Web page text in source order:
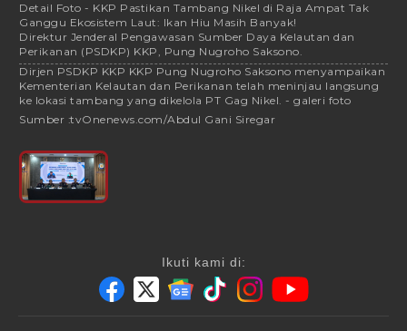
Detail Foto - KKP Pastikan Tambang Nikel di Raja Ampat Tak
Ganggu Ekosistem Laut: Ikan Hiu Masih Banyak!
Direktur Jenderal Pengawasan Sumber Daya Kelautan dan
Perikanan (PSDKP) KKP, Pung Nugroho Saksono.
Dirjen PSDKP KKP KKP Pung Nugroho Saksono menyampaikan
Kementerian Kelautan dan Perikanan telah meninjau langsung
ke lokasi tambang yang dikelola PT Gag Nikel. - galeri foto
Sumber :tvOnenews.com/Abdul Gani Siregar
Ikuti kami di: